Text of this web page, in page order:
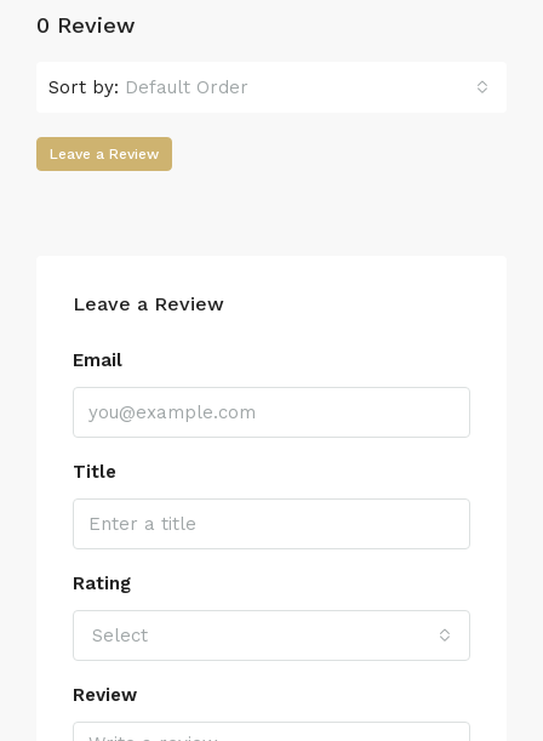
0 Review
Sort by: Default Order
Leave a Review
Leave a Review
Email
Title
Rating
Select
Review